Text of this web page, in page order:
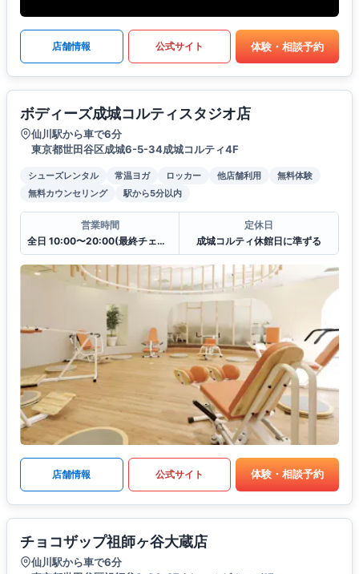
店舗情報 公式サイト 体験・相談予約
ボディーズ成城コルティスタジオ店
仙川駅から車で6分
東京都世田谷区成城6-5-34成城コルティ4F
シューズレンタル 常温ヨガ ロッカー 他店舗利用
無料体験
無料カウンセリング
駅から5分以内
営業時間
全日 10:00〜20:00(最終チェックイン19:30)
定休日
成城コルティ休館日に準ずる
店舗情報 公式サイト 体験・相談予約
チョコザップ祖師ヶ谷大蔵店
仙川駅から車で6分